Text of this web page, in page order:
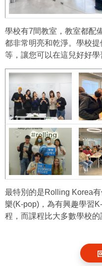
學校有7間教室，教室都配
都非常明亮和乾淨。學校
等，讓您可以在這兒好好學
最特別的是Rolling Korea
樂(K-pop)，為有興趣學習
程，而課程比大多數學校的